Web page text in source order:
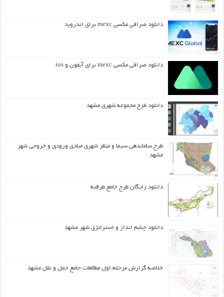
دانلود صرافی مکسی mexc برای اندروید
دانلود صرافی مکسی mexc برای آیفون و ios
دانلود طرح مجموعه شهری مشهد
طرح ساماندهی سیما و منظر شهری مبادی ورودی و خروجی شهر
مشهد
دانلود رایگان طرح جامع طرقبه
دانلود چشم انداز و استراتژی شهر مشهد
خلاصه گزارش مرحله اول مطالعات جامع حمل و نقل مشهد